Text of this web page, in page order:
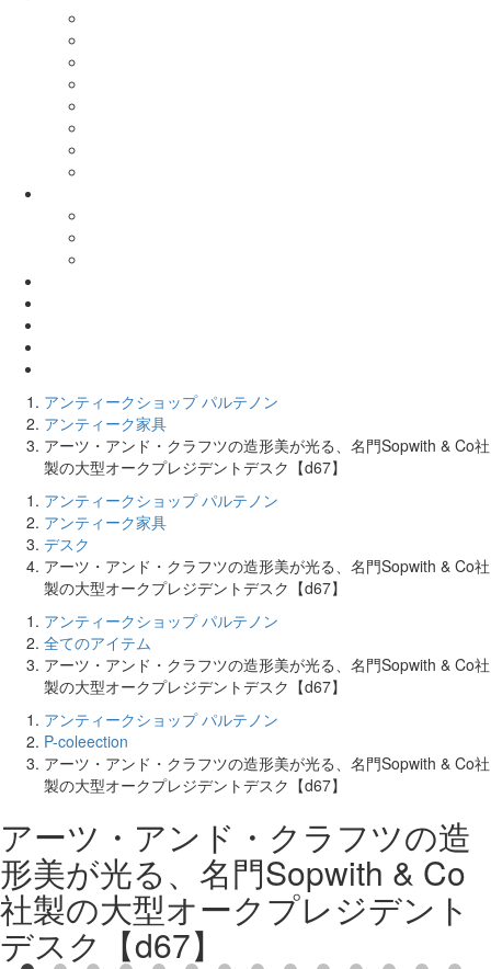
アンティークショップ パルテノン
アンティーク家具
アーツ・アンド・クラフツの造形美が光る、名門Sopwith & Co社
製の大型オークプレジデントデスク【d67】
アンティークショップ パルテノン
アンティーク家具
デスク
アーツ・アンド・クラフツの造形美が光る、名門Sopwith & Co社
製の大型オークプレジデントデスク【d67】
アンティークショップ パルテノン
全てのアイテム
アーツ・アンド・クラフツの造形美が光る、名門Sopwith & Co社
製の大型オークプレジデントデスク【d67】
アンティークショップ パルテノン
P-coleection
アーツ・アンド・クラフツの造形美が光る、名門Sopwith & Co社
製の大型オークプレジデントデスク【d67】
アーツ・アンド・クラフツの造
形美が光る、名門Sopwith & Co
社製の大型オークプレジデント
デスク【d67】